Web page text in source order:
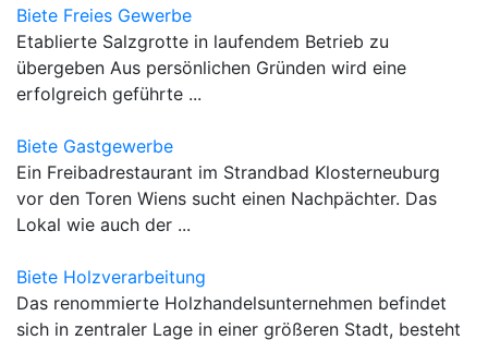
Biete Freies Gewerbe
Etablierte Salzgrotte in laufendem Betrieb zu
übergeben Aus persönlichen Gründen wird eine
erfolgreich geführte ...
Biete Gastgewerbe
Ein Freibadrestaurant im Strandbad Klosterneuburg
vor den Toren Wiens sucht einen Nachpächter. Das
Lokal wie auch der ...
Biete Holzverarbeitung
Das renommierte Holzhandelsunternehmen befindet
sich in zentraler Lage in einer größeren Stadt, besteht